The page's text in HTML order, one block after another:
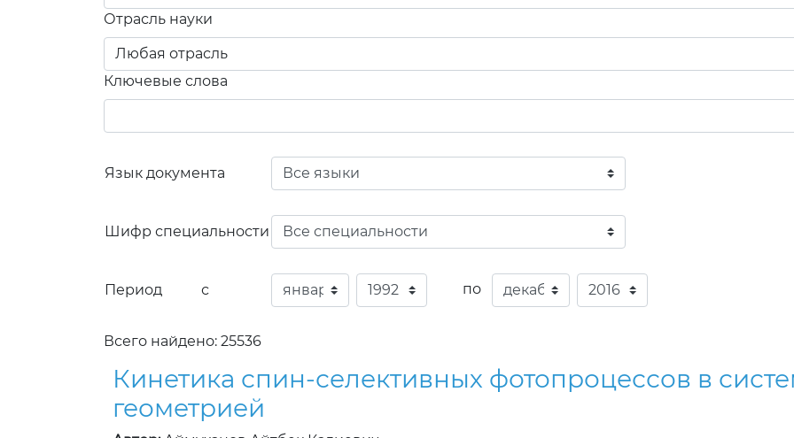
Отрасль науки
Ключевые слова
Язык документа
Шифр специальности
Период с по
Всего найдено: 25536
Кинетика спин-селективных фотопроцессов в
геометрией